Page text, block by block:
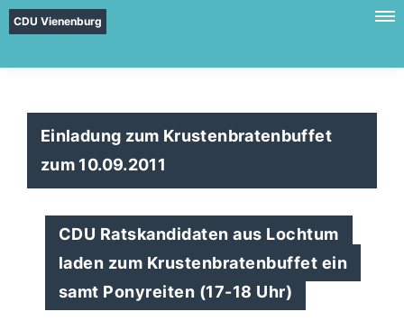
CDU Vienenburg
Einladung zum Krustenbratenbuffet
zum 10.09.2011
CDU Ratskandidaten aus Lochtum
laden zum Krustenbratenbuffet ein
samt Ponyreiten (17-18 Uhr)